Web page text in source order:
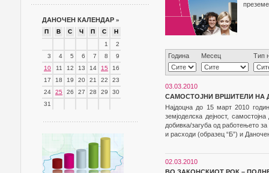
ДАНОЧЕН КАЛЕНДАР »
П В С Ч П С
Н
1
2
3
4 5 6 7 8
9
10
11 12 13 14 15
16
17
18 19 20 21 22
23
24
25 26 27 28 29
30
31
Година Месец Тип
03.03.2010
САМОСТОЈНИ ВРШИТЕЛИ НА
Најдоцна до 15 март 2010
земјоделска дејност,
добивка/загуба од работењето
и расходи (образец “Б”) и
02.03.2010